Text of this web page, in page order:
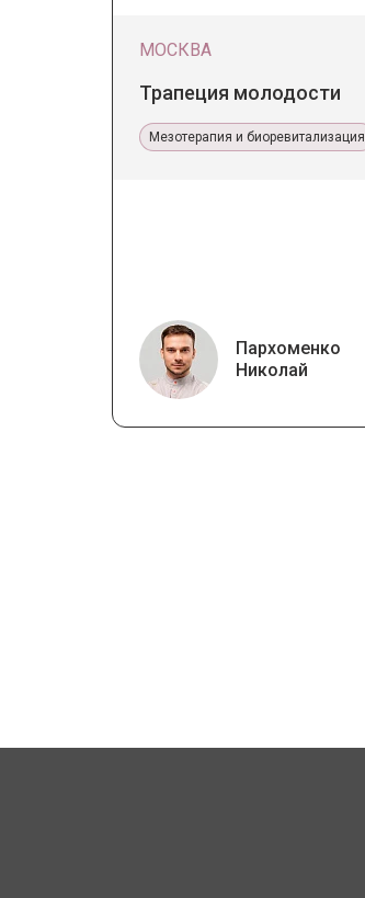
МОСКВА
Трапеция молодости
Мезотерапия и биоревитализация
Пархоменко
Николай